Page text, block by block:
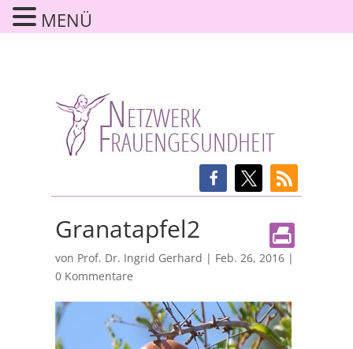
Granatapfel2
von Prof. Dr. Ingrid Gerhard | Feb. 26, 2016|
0 Kommentare
MENÜ